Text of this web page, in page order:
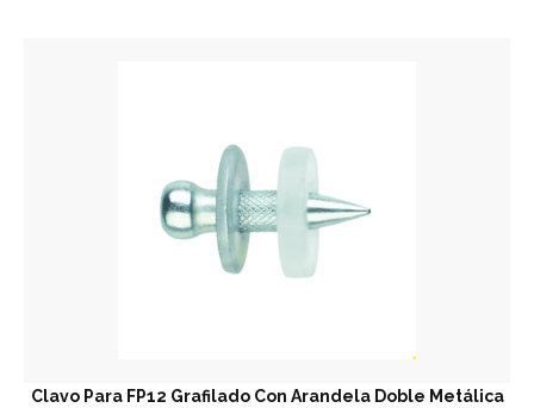
Clavo Para FP12 Grafilado Con Arandela Doble Metálica